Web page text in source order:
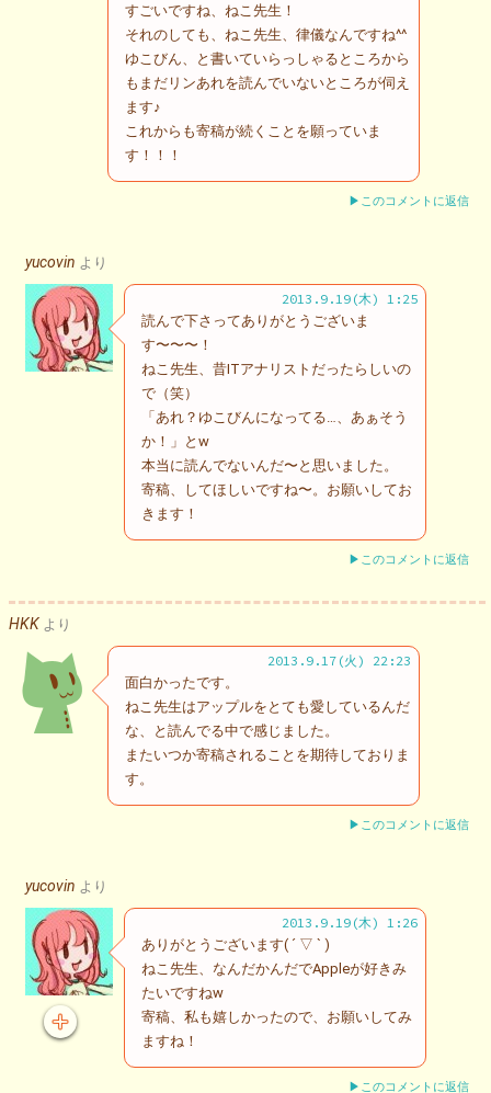
すごいですね、ねこ先生！
それのしても、ねこ先生、律儀なんですね^^
ゆこびん、と書いていらっしゃるところから
もまだリンあれを読んでいないところが伺え
ます♪
これからも寄稿が続くことを願っていま
す！！！
▶このコメントに返信
yucovin より
2013.9.19(木) 1:25
読んで下さってありがとうございま
す〜〜〜！
ねこ先生、昔ITアナリストだったらしいの
で（笑）
「あれ？ゆこびんになってる…、あぁそう
か！」とw
本当に読んでないんだ〜と思いました。
寄稿、してほしいですね〜。お願いしてお
きます！
▶このコメントに返信
HKK より
2013.9.17(火) 22:23
面白かったです。
ねこ先生はアップルをとても愛しているんだ
な、と読んでる中で感じました。
またいつか寄稿されることを期待しておりま
す。
▶このコメントに返信
yucovin より
2013.9.19(木) 1:26
ありがとうございます( ´ ▽ ` )
ねこ先生、なんだかんだでAppleが好きみ
たいですねw
寄稿、私も嬉しかったので、お願いしてみ
ますね！
▶このコメントに返信